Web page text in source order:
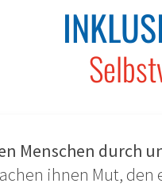
Menschen durch
ihnen Mut, den